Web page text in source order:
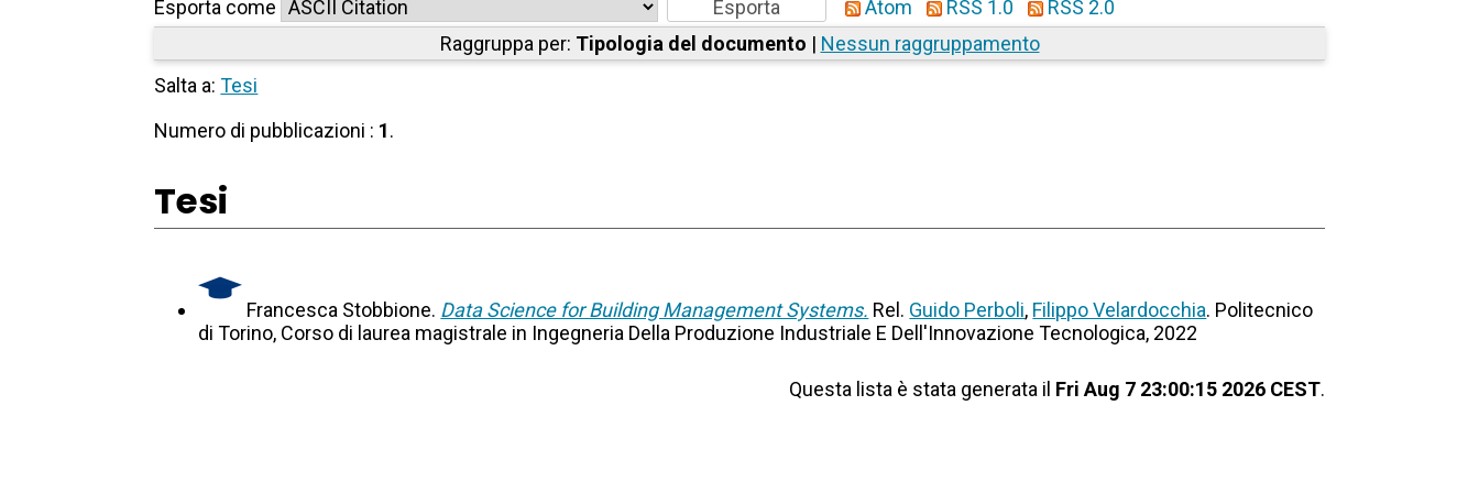
Esporta come Atom RSS 1.0
RSS 2.0
Raggruppa per: Tipologia del documento | Nessun raggruppamento
Salta a:Tesi
Numero di pubblicazioni : 1.
Tesi
Francesca Stobbione. Data Science for Building Management Systems. Rel. Guido Perboli, Filippo Velardocchia. Politecnico
di Torino, Corso di laurea magistrale in Ingegneria Della Produzione Industriale E Dell'Innovazione Tecnologica, 2022
Questa lista è stata generata il Fri Aug 7 23:00:15 2026 CEST.